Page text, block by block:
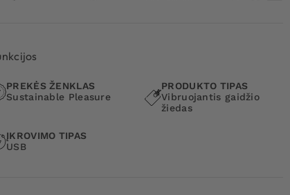
PREKĖS ŽENKLAS
Sustainable Pleasure
PRODUKTO TIPAS
Vibruojantis gaidžio
žiedas
ĮKROVIMO TIPAS
USB